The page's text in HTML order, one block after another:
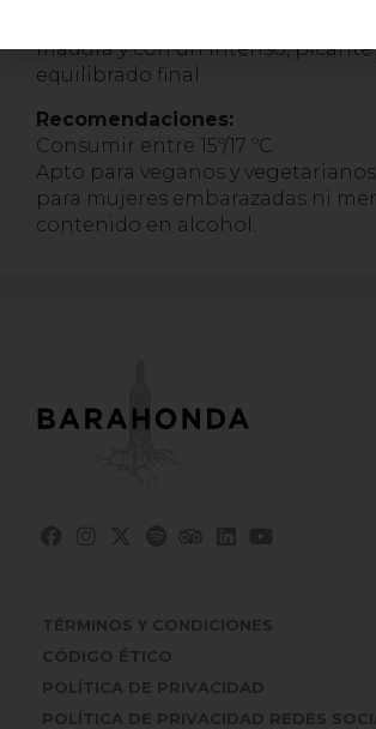
madura y con un intenso, picante
equilibrado final.
Recomendaciones:
Consumir entre 15º/17 ºC.
Apto para veganos y
para mujeres embarazadas ni
contenido en alcohol.
TÉRMINOS Y CONDICIONES
CÓDIGO ÉTICO
POLÍTICA DE PRIVACIDAD
POLÍTICA DE PRIVACIDAD REDES